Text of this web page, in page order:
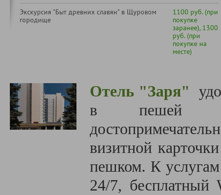
Экскурсия "Быт древних славян" в Щуровом
городище
1100 руб. (при
покупке
заранее), 1300
руб. (при
покупке на
месте)
Отель "Заря"
в пешей
визитной
пешком. К
24/7,